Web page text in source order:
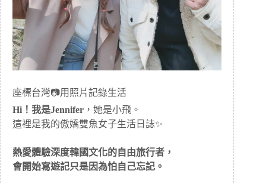
座標台灣📷用照片記錄生活
Hi！我是Jennifer ，她是小飛。
這裡是我的傲嬌雙魚女子生活日誌✨
熱愛體驗深度韓國文化的自由旅行者，
會開始寫遊記只是因為怕自己忘記。